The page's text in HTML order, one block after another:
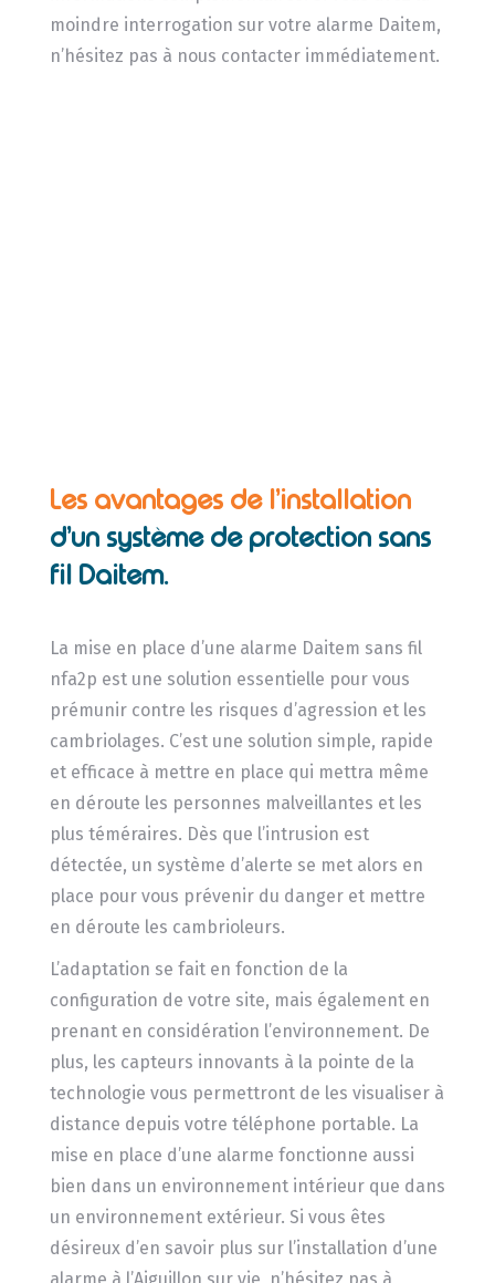
moindre interrogation sur votre alarme Daitem,
n’hésitez pas à nous contacter immédiatement.
Les avantages de l’installation
d’un système de protection sans
fil Daitem.
La mise en place d’une alarme Daitem sans fil
nfa2p est une solution essentielle pour vous
prémunir contre les risques d’agression et les
cambriolages. C’est une solution simple, rapide
et efficace à mettre en place qui mettra même
en déroute les personnes malveillantes et les
plus téméraires. Dès que l’intrusion est
détectée, un système d’alerte se met alors en
place pour vous prévenir du danger et mettre
en déroute les cambrioleurs.
L’adaptation se fait en fonction de la
configuration de votre site, mais également en
prenant en considération l’environnement. De
plus, les capteurs innovants à la pointe de la
technologie vous permettront de les visualiser à
distance depuis votre téléphone portable. La
mise en place d’une alarme fonctionne aussi
bien dans un environnement intérieur que dans
un environnement extérieur. Si vous êtes
désireux d’en savoir plus sur l’installation d’une